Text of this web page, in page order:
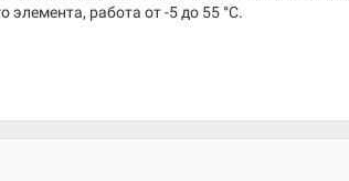
элемента, работа от -5 до 55 °C.